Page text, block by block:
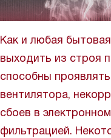
Как и любая
выходить из строя
способны
вентилятора,
сбоев в
фильтрацией.